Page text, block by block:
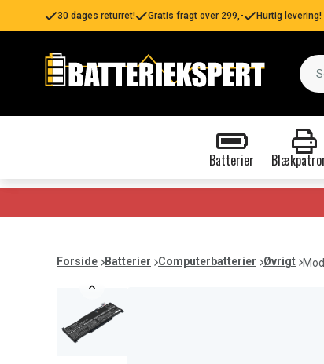
30 dages returret! Gratis fragt over 299,- Hurtig levering!
Batterier
Forside Batterier Computerbatterier Øvrigt